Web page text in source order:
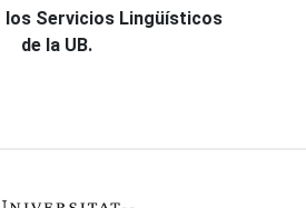
los Servicios Lingüísticos
de la UB.